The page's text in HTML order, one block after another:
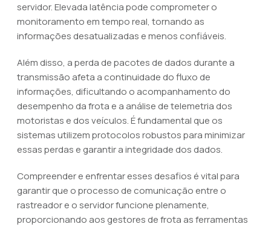
servidor. Elevada latência pode comprometer o
monitoramento em tempo real, tornando as
informações desatualizadas e menos confiáveis.
Além disso, a perda de pacotes de dados durante a
transmissão afeta a continuidade do fluxo de
informações, dificultando o acompanhamento do
desempenho da frota e a análise de telemetria dos
motoristas e dos veículos. É fundamental que os
sistemas utilizem protocolos robustos para minimizar
essas perdas e garantir a integridade dos dados.
Compreender e enfrentar esses desafios é vital para
garantir que o processo de comunicação entre o
rastreador e o servidor funcione plenamente,
proporcionando aos gestores de frota as ferramentas